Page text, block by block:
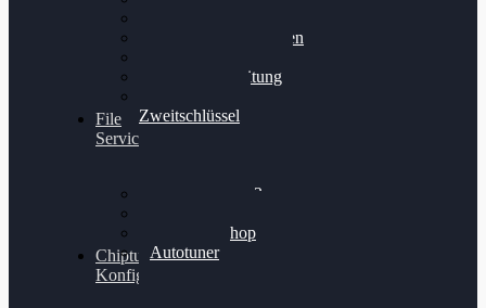
Bremsscheiben planen
Felgenaufbereitung
Zweitschlüssel
File
Service
Alientech Kess3
Alientech Shop
Autotuner
Chiptuning
Konfigurator